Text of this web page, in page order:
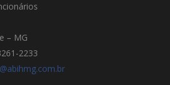
– MG
2233